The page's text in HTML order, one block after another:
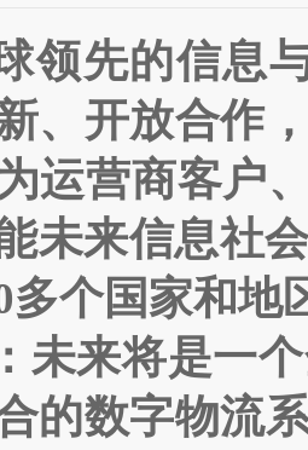
领先的信息
、开放合作
运营商客户
未来信息社
多个国家和
未来将是一
的数字物流